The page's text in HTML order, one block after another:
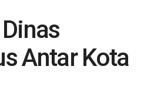
Antar Kota